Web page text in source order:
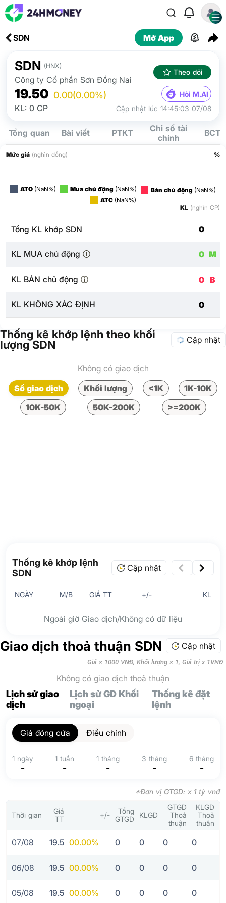
SDN Mở App
SDN (HNX)
Công ty Cổ phần Sơn Đồng Nai
Theo dõi
19.50 0.00(0.00%) Hỏi M.AI
KL: 0 CP Cập nhật lúc 14:45:03 07/08
Tổng quan Bài viết PTKT
Chỉ số tài
chính
BCTC
Mức giá (nghìn đồng) %
ATO (NaN%) Mua chủ động (NaN%) Bán chủ động (NaN%)
ATC (NaN%)
KL (nghìn CP)
Tổng KL khớp SDN 0
KL MUA chủ động 0 M
KL BÁN chủ động 0 B
KL KHÔNG XÁC ĐỊNH 0
Thống kê khớp lệnh theo khối
lượng SDN
Cập nhật
Không có giao dịch
Số giao dịch
Khối lượng <1K
1K-10K
10K-50K
50K-200K >=200K
Thống kê khớp lệnh
SDN
Cập nhật
NGÀY M/B GIÁ TT +/- KL
Ngoài giờ Giao dịch/Không có dữ liệu
Giao dịch thoả thuận SDN Cập nhật
Giá × 1000 VNĐ, Khối lượng × 1, Giá trị x 1VNĐ
Không có giao dịch thoả thuận
Lịch sử giao
dịch
Lịch sử GD Khối
ngoại
Thống kê đặt
lệnh
Giá đóng cửa Điều chỉnh
1 ngày
-
1 tuần
-
1 tháng
-
3 tháng
-
6 tháng
-
*Đơn vị GTGD: x 1 tỷ vnđ
Thời gian
Giá
TT
+/-
Tổng
GTGD
KLGD
GTGD
Thoả
thuận
KLGD
Thoả
thuận
07/08 19.5 00.00% 0 0 0 0
06/08 19.5 00.00% 0 0 0 0
05/08 19.5 00.00% 0 0 0 0